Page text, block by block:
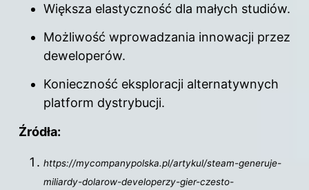
Większa elastyczność dla małych studiów.
Możliwość wprowadzania innowacji przez
deweloperów.
Konieczność eksploracji alternatywnych
platform dystrybucji.
Źródła:
https://mycompanypolska.pl/artykul/steam-generuje-
miliardy-dolarow-developerzy-gier-czesto-